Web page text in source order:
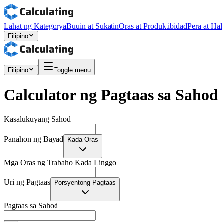
Lahat ng KategoryaBuuin at SukatinOras at ProduktibidadPera at
Filipino
Filipino Toggle menu
Calculator ng Pagtaas sa Sahod
Kasalukuyang Sahod
Panahon ng Bayad Kada Oras
Mga Oras ng Trabaho Kada Linggo
Uri ng Pagtaas Porsyentong Pagtaas
Pagtaas sa Sahod